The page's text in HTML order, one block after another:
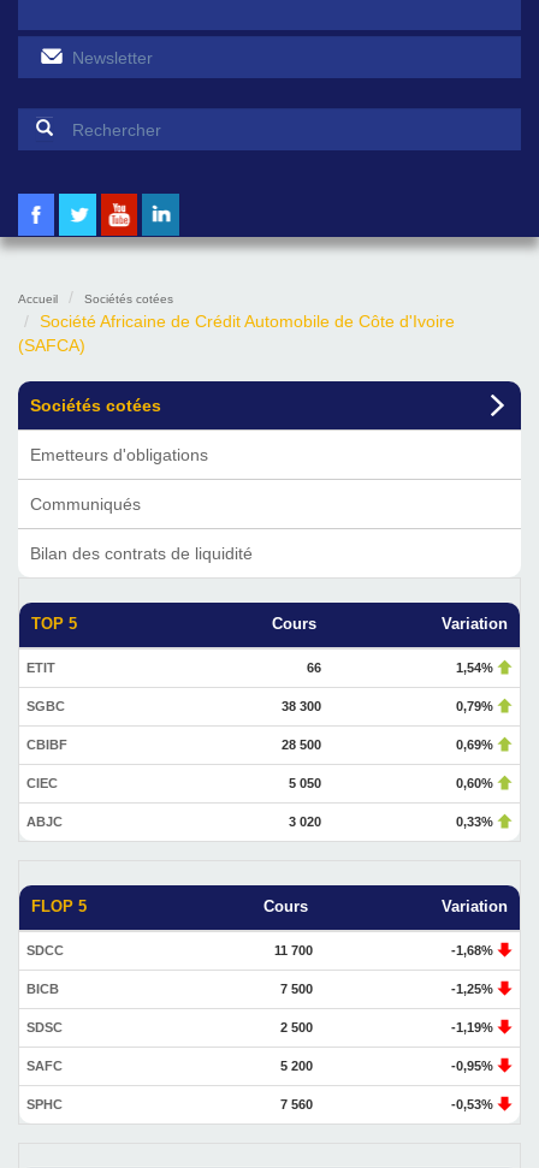
Formulaire de recherche
Accueil Sociétés cotées
Société Africaine de Crédit Automobile de Côte d'Ivoire
(SAFCA)
Sociétés cotées
Emetteurs d'obligations
Communiqués
Bilan des contrats de liquidité
TOP 5 Cours Variation
ETIT 66 1,54%
SGBC 38 300 0,79%
CBIBF 28 500 0,69%
CIEC 5 050 0,60%
ABJC 3 020 0,33%
FLOP 5 Cours Variation
SDCC 11 700 -1,68%
BICB 7 500 -1,25%
SDSC 2 500 -1,19%
SAFC 5 200 -0,95%
SPHC 7 560 -0,53%